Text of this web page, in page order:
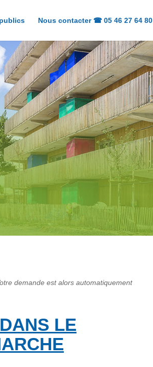
Nous contacter ☎ 05 46 27 64 80
demande est alors automatiquement
LE